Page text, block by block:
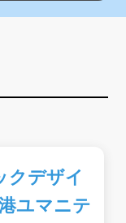
クデザイ
ユマニテ